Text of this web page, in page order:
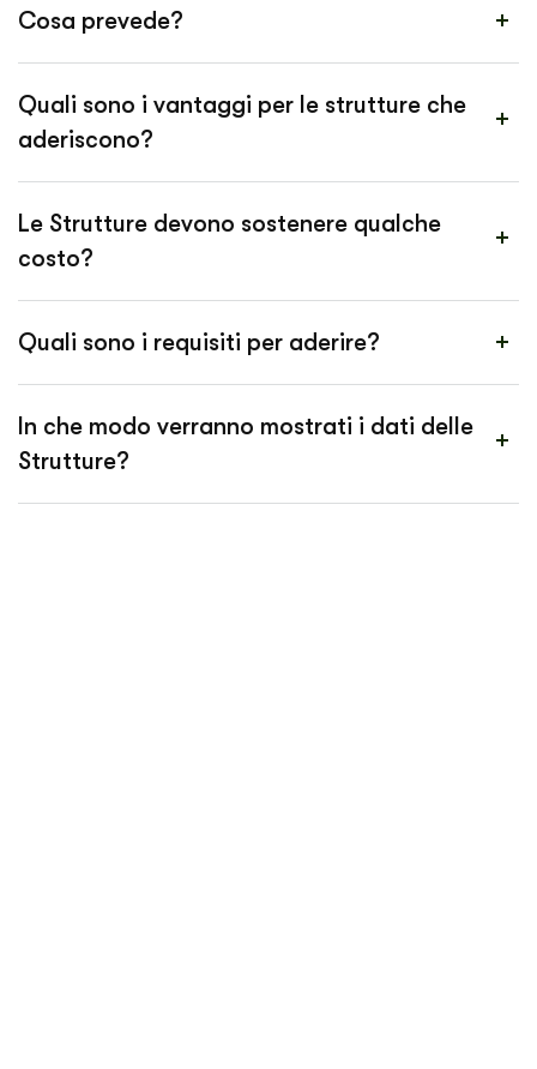
Cosa prevede?
Quali sono i vantaggi per le strutture che
aderiscono?
Le Strutture devono sostenere qualche
costo?
Quali sono i requisiti per aderire?
In che modo verranno mostrati i dati delle
Strutture?